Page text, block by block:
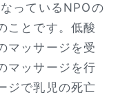
っているNPOの
ことです。低酸
マッサージを受
マッサージを行
ジで乳児の死亡